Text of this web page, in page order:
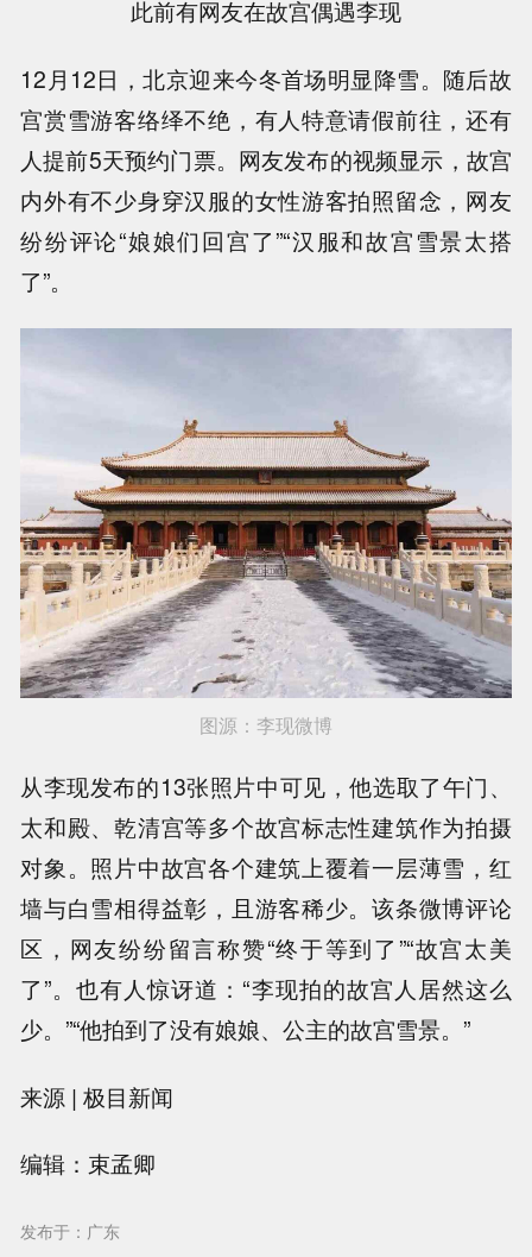
此前有网友在故宫偶遇李现
12月12日，北京迎来今冬首场明显降雪。随后故
宫赏雪游客络绎不绝，有人特意请假前往，还有
人提前5天预约门票。网友发布的视频显示，故宫
内外有不少身穿汉服的女性游客拍照留念，网友
纷纷评论“娘娘们回宫了”“汉服和故宫雪景太搭
了”。
图源：李现微博
从李现发布的13张照片中可见，他选取了午门、
太和殿、乾清宫等多个故宫标志性建筑作为拍摄
对象。照片中故宫各个建筑上覆着一层薄雪，红
墙与白雪相得益彰，且游客稀少。该条微博评论
区，网友纷纷留言称赞“终于等到了”“故宫太美
了”。也有人惊讶道：“李现拍的故宫人居然这么
少。”“他拍到了没有娘娘、公主的故宫雪景。”
来源 | 极目新闻
编辑：束孟卿
发布于：广东